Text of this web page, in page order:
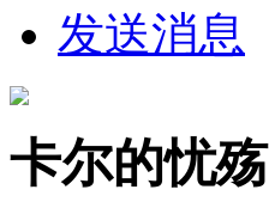
发送消息
卡尔的忧殇